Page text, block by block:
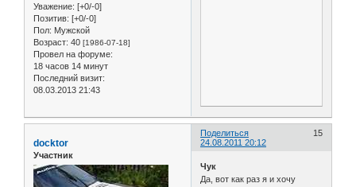
Уважение: [+0/-0]
Позитив: [+0/-0]
Пол: Мужской
Возраст: 40 [1986-07-18]
Провел на форуме:
18 часов 14 минут
Последний визит:
08.03.2013 21:43
Поделиться
15
24.08.2011 20:12
docktor
Участник
Чук
Да, вот как раз я и хочу